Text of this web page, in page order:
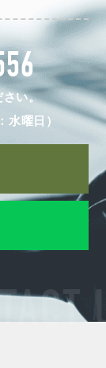
い。
水曜日）